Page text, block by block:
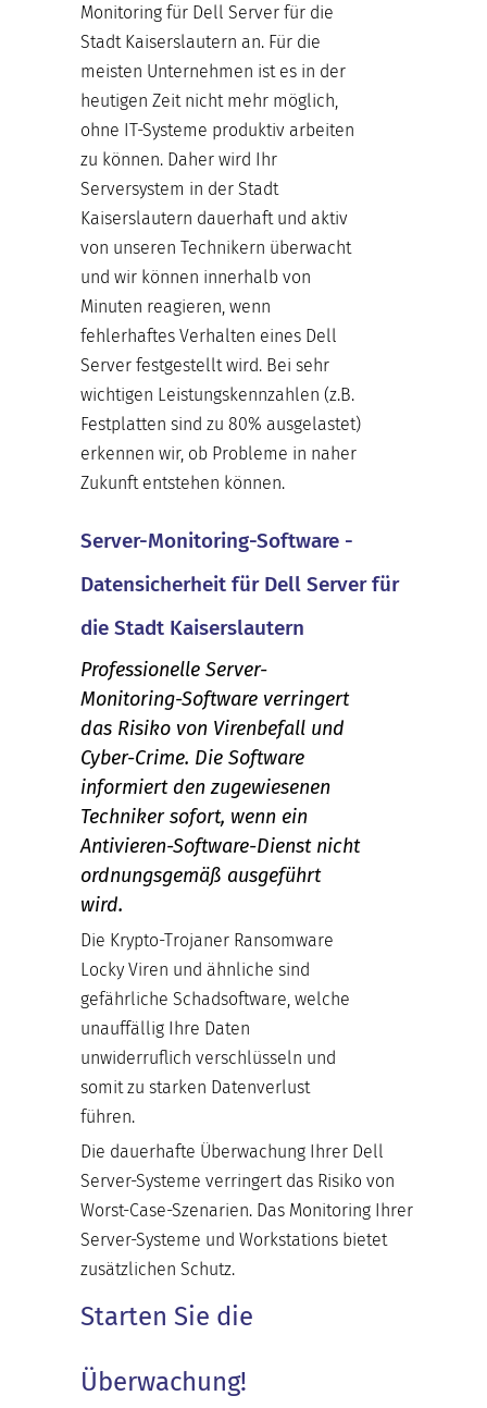
Monitoring für Dell Server für die
Stadt Kaiserslautern an. Für die
meisten Unternehmen ist es in der
heutigen Zeit nicht mehr möglich,
ohne IT-Systeme produktiv arbeiten
zu können. Daher wird Ihr
Serversystem in der Stadt
Kaiserslautern dauerhaft und aktiv
von unseren Technikern überwacht
und wir können innerhalb von
Minuten reagieren, wenn
fehlerhaftes Verhalten eines Dell
Server festgestellt wird. Bei sehr
wichtigen Leistungskennzahlen (z.B.
Festplatten sind zu 80% ausgelastet)
erkennen wir, ob Probleme in naher
Zukunft entstehen können.
Server-Monitoring-Software -
Datensicherheit für Dell Server für
die Stadt Kaiserslautern
Professionelle Server-
Monitoring-Software verringert
das Risiko von Virenbefall und
Cyber-Crime. Die Software
informiert den zugewiesenen
Techniker sofort, wenn ein
Antivieren-Software-Dienst nicht
ordnungsgemäß ausgeführt
wird.
Die Krypto-Trojaner Ransomware
Locky Viren und ähnliche sind
gefährliche Schadsoftware, welche
unauffällig Ihre Daten
unwiderruflich verschlüsseln und
somit zu starken Datenverlust
führen.
Die dauerhafte Überwachung Ihrer Dell
Server-Systeme verringert das Risiko von
Worst-Case-Szenarien. Das Monitoring Ihrer
Server-Systeme und Workstations bietet
zusätzlichen Schutz.
Starten Sie die
Überwachung!